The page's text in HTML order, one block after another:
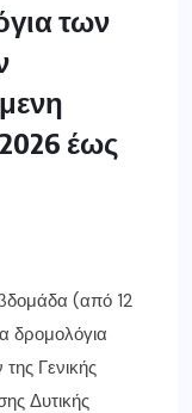
των
έως
(από 12
δρομολόγια
Γενικής
Δυτικής